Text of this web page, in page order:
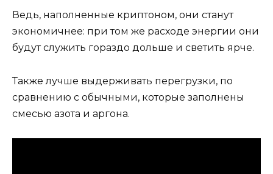
Ведь, наполненные криптоном, они станут
экономичнее: при том же расходе энергии они
будут служить гораздо дольше и светить ярче.
Также лучше выдерживать перегрузки, по
сравнению с обычными, которые заполнены
смесью азота и аргона.